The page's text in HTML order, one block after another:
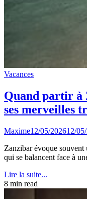
Vacances
Quand partir à
ses merveilles
Maxime12/05/202612/
Zanzibar évoque souvent
qui se balancent face à
Lire la suite...
8 min read